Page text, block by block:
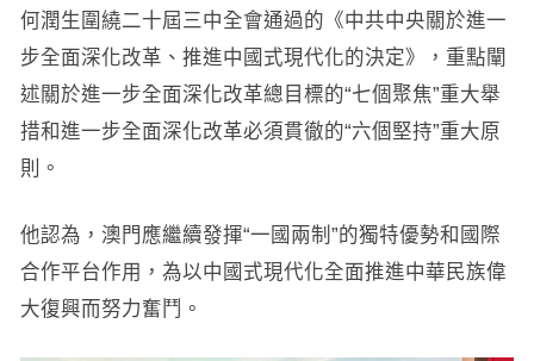
何潤生圍繞二十屆三中全會通過的《中共中央關於進一
步全面深化改革、推進中國式現代化的決定》，重點闡
述關於進一步全面深化改革總目標的“七個聚焦”重大舉
措和進一步全面深化改革必須貫徹的“六個堅持”重大原
則。
他認為，澳門應繼續發揮“一國兩制”的獨特優勢和國際
合作平台作用，為以中國式現代化全面推進中華民族偉
大復興而努力奮鬥。